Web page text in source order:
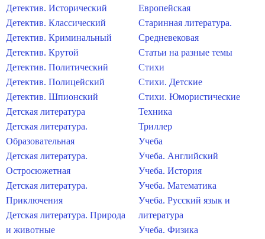
Детектив. Исторический
Детектив. Классический
Детектив. Криминальный
Детектив. Крутой
Детектив. Политический
Детектив. Полицейский
Детектив. Шпионский
Детская литература
Детская литература.
Образовательная
Детская литература.
Остросюжетная
Детская литература.
Приключения
Детская литература. Природа
и животные
Европейская
Старинная литература.
Средневековая
Статьи на разные темы
Стихи
Стихи. Детские
Стихи. Юмористические
Техника
Триллер
Учеба
Учеба. Английский
Учеба. История
Учеба. Математика
Учеба. Русский язык и
литература
Учеба. Физика